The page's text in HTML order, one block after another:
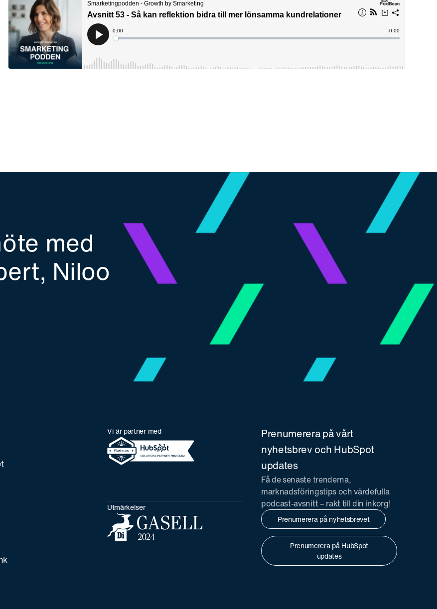
med
Niloo
Vi är partner med
Utmärkelser
Prenumerera på vårt
nyhetsbrev och HubSpot
updates
Få de senaste trenderna,
marknadsföringstips och värdefulla
podcast-avsnitt – rakt till din inkorg!
Prenumerera på nyhetsbrevet
Prenumerera på HubSpot
updates